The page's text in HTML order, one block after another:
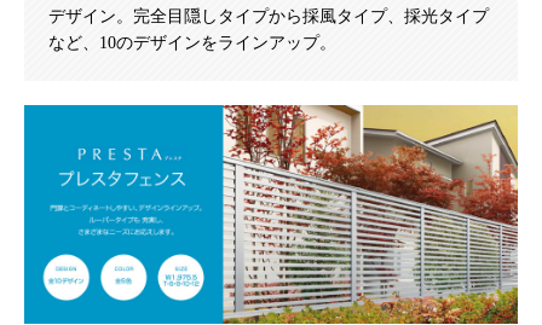
デザイン。完全目隠しタイプから採風タイプ、採光タイプ
など、10のデザインをラインアップ。